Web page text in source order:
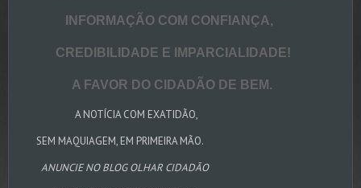
INFORMAÇÃO COM CONFIANÇA,
CREDIBILIDADE E IMPARCIALIDADE!
A FAVOR DO CIDADÃO DE BEM.
A NOTÍCIA COM EXATIDÃO,
SEM MAQUIAGEM, EM PRIMEIRA MÃO.
ANUNCIE NO BLOG OLHAR CIDADÃO